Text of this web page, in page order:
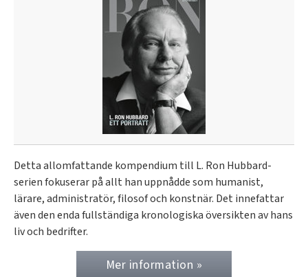
Detta allomfattande kompendium till L. Ron Hubbard-
serien fokuserar på allt han uppnådde som humanist,
lärare, administratör, filosof och konstnär. Det innefattar
även den enda fullständiga kronologiska översikten av hans
liv och bedrifter.
Mer information »